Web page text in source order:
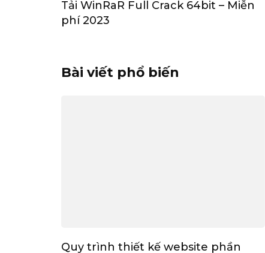
Tải WinRaR Full Crack 64bit – Miễn
phí 2023
Bài viết phổ biến
Quy trình thiết kế website phần